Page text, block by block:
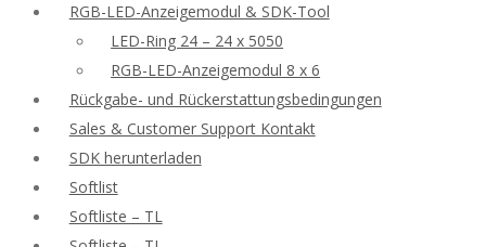
RGB-LED-Anzeigemodul & SDK-Tool
LED-Ring 24 – 24 x 5050
RGB-LED-Anzeigemodul 8 x 6
Rückgabe- und Rückerstattungsbedingungen
Sales & Customer Support Kontakt
SDK herunterladen
Softlist
Softliste – TL